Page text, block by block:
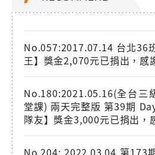
No.057:2017.07.14 台北36
王】獎金2,070元已捐出，感
No.180:2021.05.16(全台三
堂課) 兩天完整版 第39期
隊友】獎金3,000元已捐出，
No.204: 2022.03.04 第173